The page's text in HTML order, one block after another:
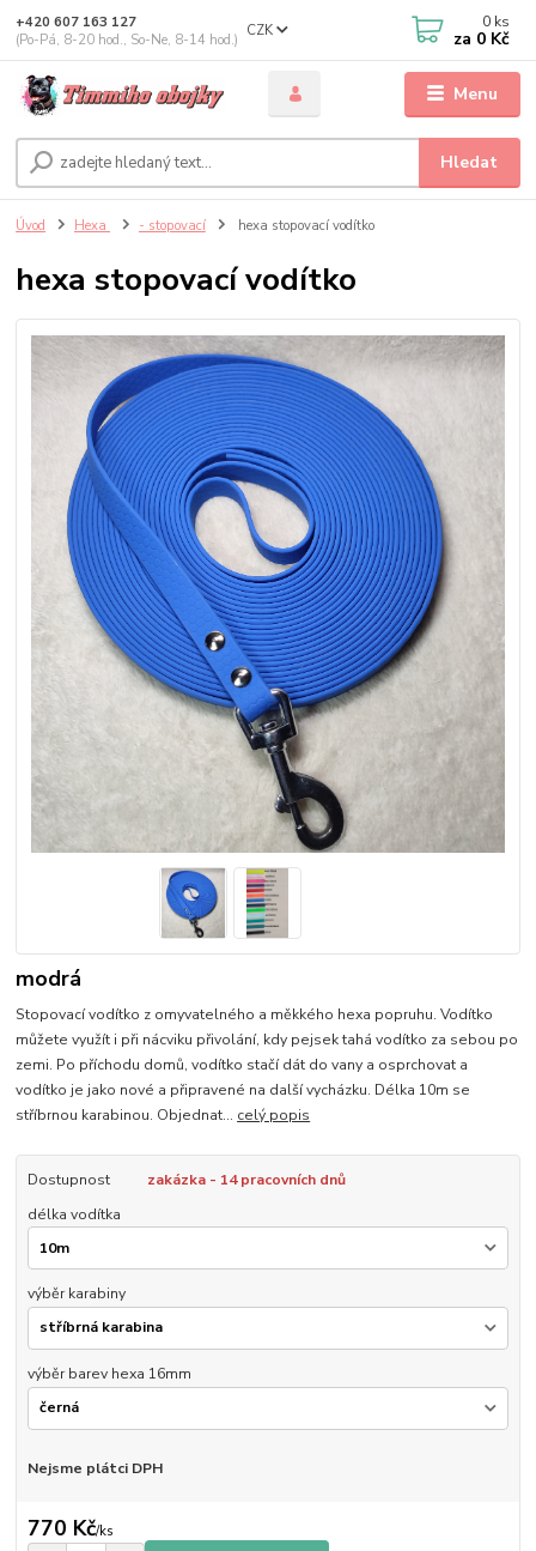
Menu
CZK
Hledat
+420 607 163 127
(Po-Pá, 8-20 hod., So-Ne, 8-14 hod.)
0 ks
za 0 Kč
Úvod Hexa - stopovací hexa stopovací vodítko
hexa stopovací vodítko
modrá
Stopovací vodítko z omyvatelného a měkkého hexa popruhu. Vodítko
můžete využít i při nácviku přivolání, kdy pejsek tahá vodítko za sebou po
zemi. Po příchodu domů, vodítko stačí dát do vany a osprchovat a
vodítko je jako nové a připravené na další vycházku. Délka 10m se
stříbrnou karabinou. Objednat... celý popis
Dostupnost
zakázka - 14 pracovních dnů
délka vodítka
výběr karabiny
výběr barev hexa 16mm
Nejsme plátci DPH
770 Kč/ks